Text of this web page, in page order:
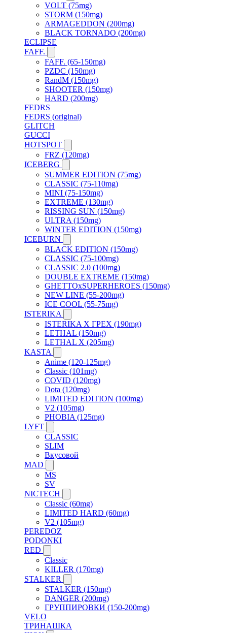
VOLT (75mg)
STORM (150mg)
ARMAGEDDON (200mg)
BLACK TORNADO (200mg)
ECLIPSE
FAFF.
FAFF. (65-150mg)
PZDC (150mg)
RandM (150mg)
SHOOTER (150mg)
HARD (200mg)
FEDRS
FEDRS (original)
GLITCH
GUCCI
HOTSPOT
FRZ (120mg)
ICEBERG
SUMMER EDITION (75mg)
CLASSIC (75-110mg)
MINI (75-150mg)
EXTREME (130mg)
RISSING SUN (150mg)
ULTRA (150mg)
WINTER EDITION (150mg)
ICEBURN
BLACK EDITION (150mg)
CLASSIC (75-100mg)
CLASSIC 2.0 (100mg)
DOUBLE EXTREME (150mg)
GHETTOxSUPERHEROES (150mg)
NEW LINE (55-200mg)
ICE COOL (55-75mg)
ISTERIKA
ISTERIKA X ГРЕХ (190mg)
LETHAL (150mg)
LETHAL X (205mg)
KASTA
Anime (120-125mg)
Classic (101mg)
COVID (120mg)
Dota (120mg)
LIMITED EDITION (100mg)
V2 (105mg)
PHOBIA (125mg)
LYFT
CLASSIC
SLIM
Вкусовой
MAD
MS
SV
NICTECH
Classic (60mg)
LIMITED HARD (60mg)
V2 (105mg)
PEREDOZ
PODONKI
RED
Classic
KILLER (170mg)
STALKER
STALKER (150mg)
DANGER (200mg)
ГРУППИРОВКИ (150-200mg)
VELO
ТРИНАШКА